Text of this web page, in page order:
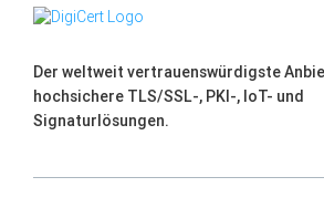
Der weltweit vertrauenswürdigste
hochsichere TLS/SSL-, PKI-, IoT- und
Signaturlösungen.